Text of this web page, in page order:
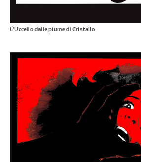
L'Uccello dalle piume di Cristallo